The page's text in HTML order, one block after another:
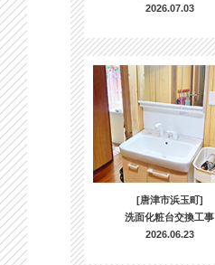
2026.07.03
[唐津市浜玉町]
洗面化粧台交換工事
2026.06.23